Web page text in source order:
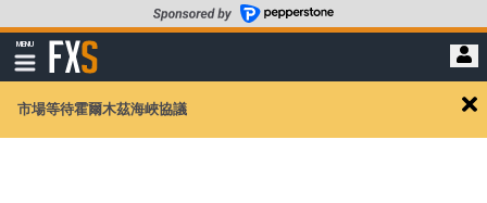
至
要
MENU
顯
示
航
FXStreet
市場等待霍爾木茲海峽協議